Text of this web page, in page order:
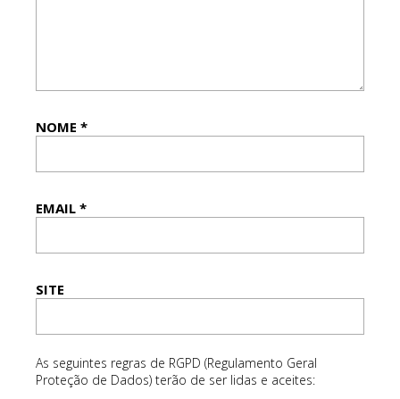
NOME *
EMAIL *
SITE
As seguintes regras de RGPD (Regulamento Geral
Proteção de Dados) terão de ser lidas e aceites: